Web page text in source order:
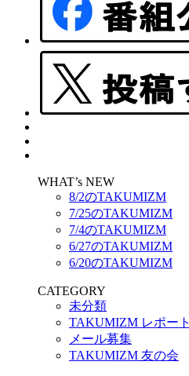
WHAT’s NEW
8/2のTAKUMIZM
7/25のTAKUMIZM
7/4のTAKUMIZM
6/27のTAKUMIZM
6/20のTAKUMIZM
CATEGORY
未分類
TAKUMIZM レポート
メール募集
TAKUMIZM 友の会